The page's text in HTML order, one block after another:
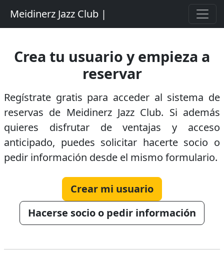
Meidinerz Jazz Club |
Crea tu usuario y empieza a
reservar
Regístrate gratis para acceder al sistema de
reservas de Meidinerz Jazz Club. Si además
quieres disfrutar de ventajas y acceso
anticipado, puedes solicitar hacerte socio o
pedir información desde el mismo formulario.
Crear mi usuario
Hacerse socio o pedir información